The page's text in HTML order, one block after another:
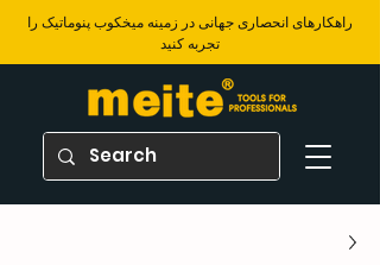
​راهکارهای انحصاری جهانی در زمینه میخکوب پنوماتیک را
تجربه کنید